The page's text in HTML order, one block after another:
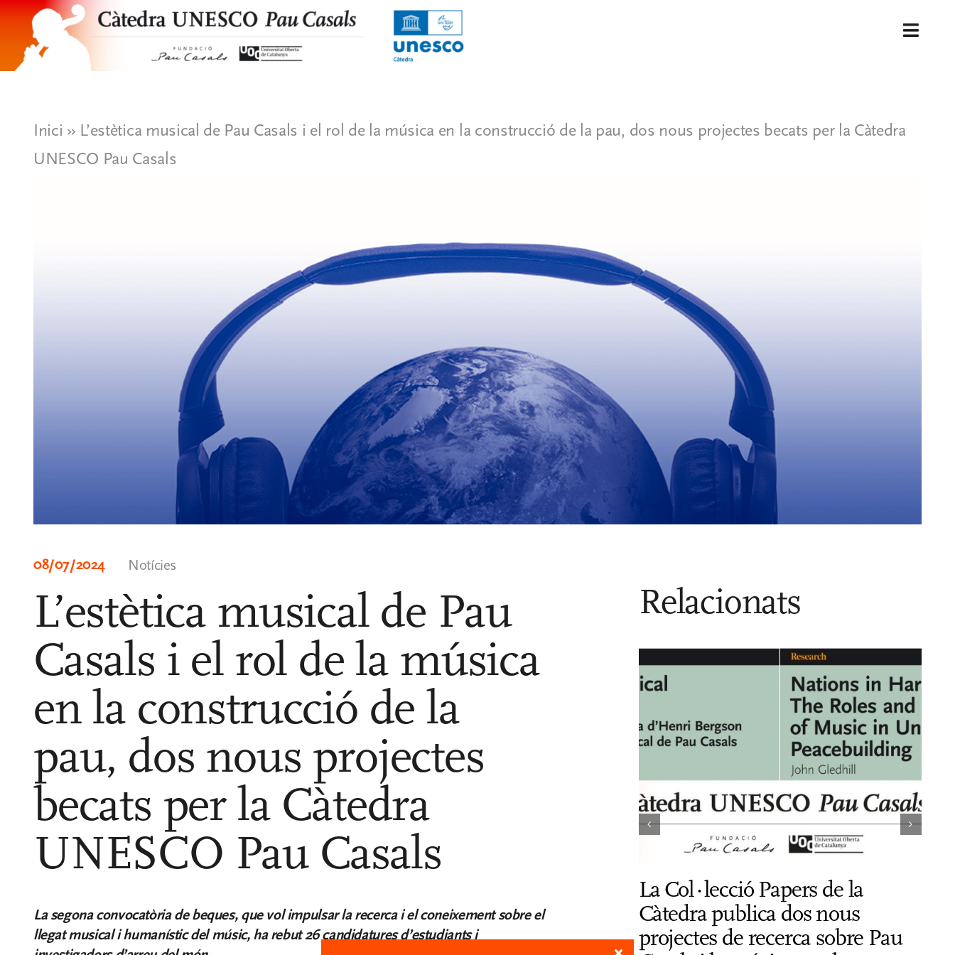
Skip
content
Projectes i recerca
Inici » L’estètica musical de Pau Casals i el rol de la música en la construcció de la pau, dos nous projectes becats per la Càtedra
UNESCO Pau Casals
08/07/2024 Notícies
L’estètica musical de Pau
Casals i el rol de la música
en la construcció de la
pau, dos nous projectes
becats per la Càtedra
UNESCO Pau Casals
La segona convocatòria de beques, que vol impulsar la recerca i el coneixement sobre el
llegat musical i humanístic del músic, ha rebut 26 candidatures d’estudiants i
Relacionats
La Col·lecció Papers de la
Càtedra publica dos nous
projectes de recerca sobre Pau